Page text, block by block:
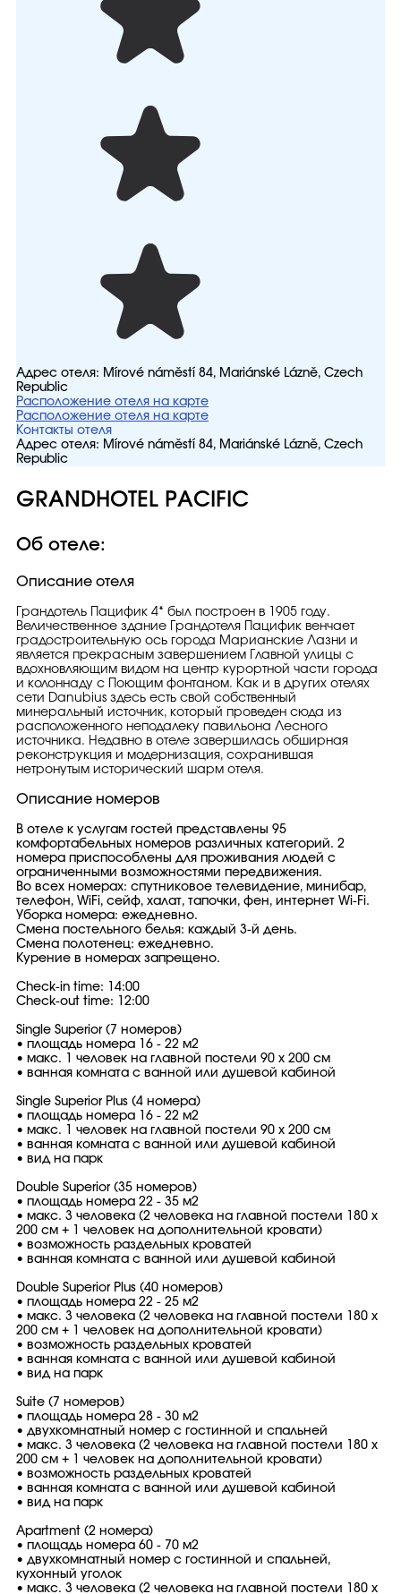
Адрес отеля: Mírové náměstí 84, Mariánské Lázně, Czech
Republic
Расположение отеля на карте
Расположение отеля на карте
Контакты отеля
Адрес отеля: Mírové náměstí 84, Mariánské Lázně, Czech
Republic
GRANDHOTEL PACIFIC
Об отеле:
Описание отеля
Грандотель Пацифик 4* был построен в 1905 году.
Величественное здание Грандотеля Пацифик венчает
градостроительную ось города Марианские Лазни и
является прекрасным завершением Главной улицы с
вдохновляющим видом на центр курортной части города
и колоннаду с Поющим фонтаном. Как и в других отелях
сети Danubius здесь есть свой собственный
минеральный источник, который проведен сюда из
расположенного неподалеку павильона Лесного
источника. Недавно в отеле завершилась обширная
реконструкция и модернизация, сохранившая
нетронутым исторический шарм отеля.
Описание номеров
В отеле к услугам гостей представлены 95
комфортабельных номеров различных категорий. 2
номера приспособлены для проживания людей с
ограниченными возможностями передвижения.
Во всех номерах: спутниковое телевидение, минибар,
телефон, WiFi, сейф, халат, тапочки, фен, интернет Wi-Fi.
Уборка номера: ежедневно.
Смена постельного белья: каждый 3-й день.
Смена полотенец: ежедневно.
Курение в номерах запрещено.
Check-in time: 14:00
Check-out time: 12:00
Single Superior (7 номеров)
• площадь номера 16 - 22 м2
• макс. 1 человек на главной постели 90 х 200 см
• ванная комната с ванной или душевой кабиной
Single Superior Plus (4 номера)
• площадь номера 16 - 22 м2
• макс. 1 человек на главной постели 90 х 200 см
• ванная комната с ванной или душевой кабиной
• вид на парк
Double Superior (35 номеров)
• площадь номера 22 - 35 м2
• макс. 3 человека (2 человека на главной постели 180 х
200 см + 1 человек на дополнительной кровати)
• возможность раздельных кроватей
• ванная комната с ванной или душевой кабиной
Double Superior Plus (40 номеров)
• площадь номера 22 - 25 м2
• макс. 3 человека (2 человека на главной постели 180 х
200 см + 1 человек на дополнительной кровати)
• возможность раздельных кроватей
• ванная комната с ванной или душевой кабиной
• вид на парк
Suite (7 номеров)
• площадь номера 28 - 30 м2
• двухкомнатный номер с гостинной и спальней
• макс. 3 человека (2 человека на главной постели 180 х
200 см + 1 человек на дополнительной кровати)
• возможность раздельных кроватей
• ванная комната с ванной или душевой кабиной
• вид на парк
Apartment (2 номера)
• площадь номера 60 - 70 м2
• двухкомнатный номер с гостинной и спальней,
кухонный уголок
• макс. 3 человека (2 человека на главной постели 180 х